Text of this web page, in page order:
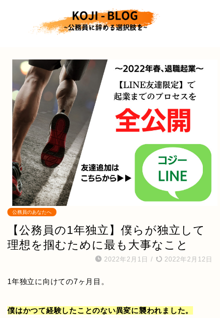
公務員のあなたへ
【公務員の1年独立】僕らが独立して
理想を掴むために最も大事なこと
2022年2月1日 / 2022年2月12日
1年独立に向けての7ヶ月目。
僕はかつて経験したことのない異変に襲われました。